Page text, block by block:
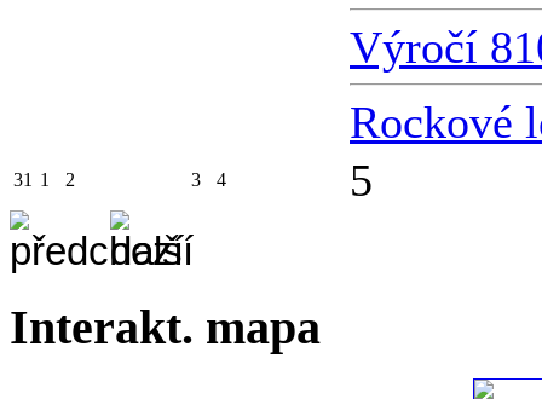
Výročí
Rockové
31 1 2 3 4 5
Interakt. mapa